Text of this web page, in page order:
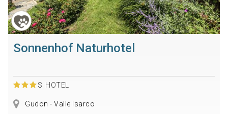
Sonnenhof Naturhotel
S HOTEL
Gudon - Valle Isarco